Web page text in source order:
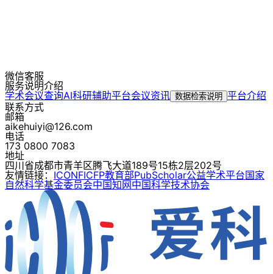
微信客服
服务说明介绍
学术会议查询AI科研辅助平台会议资讯 数据检索说明 平台介绍
联系方式
邮箱
aikehuiyi@126.com
电话
173 0800 7083
地址
四川省成都市青羊区腾飞大道189号15栋2层202号
友情链接： ICONFICFP教育部PubScholar公益学术平台国家
自然科学基金委员会中国知网中国科学技术协会